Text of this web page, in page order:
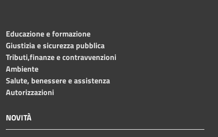
Educazione e formazione
Giustizia e sicurezza pubblica
Tributi,finanze e contravvenzioni
Ambiente
Salute, benessere e assistenza
Autorizzazioni
NOVITÀ